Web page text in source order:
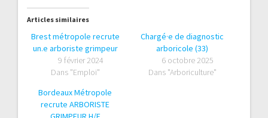
Articles similaires
Brest métropole recrute
un.e arboriste grimpeur
9 février 2024
Dans "Emploi"
Chargé·e de diagnostic
arboricole (33)
6 octobre 2025
Dans "Arboriculture"
Bordeaux Métropole
recrute ARBORISTE